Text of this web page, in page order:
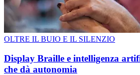
OLTRE IL BUIO E IL SILENZIO
Display Braille e intelligenza
che dà autonomia